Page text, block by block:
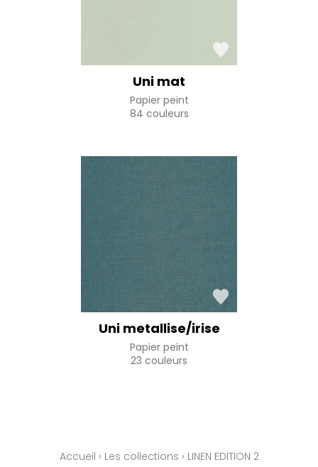
Uni mat
Papier peint
84 couleurs
Uni metallise/irise
Papier peint
23 couleurs
Accueil › Les collections › LINEN EDITION 2